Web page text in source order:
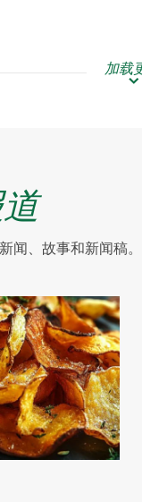
加载
闻、故事和新闻稿。